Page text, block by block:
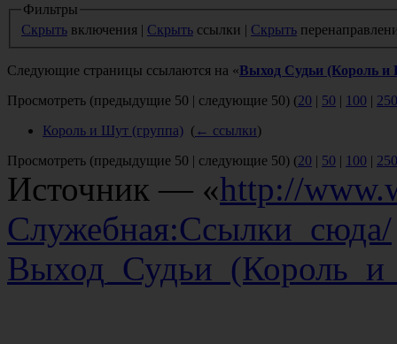
Фильтры
Скрыть включения | Скрыть ссылки | Скрыть
Следующие страницы ссылаются на «Выход Судьи (Король
Просмотреть (предыдущие 50 | следующие 50) (20 | 50 | 100 | 250
Король и Шут (группа) (← ссылки)
Просмотреть (предыдущие 50 | следующие 50) (20 | 50 | 100 | 250
Источник — «http://
Служебная:Ссылки_сюда/